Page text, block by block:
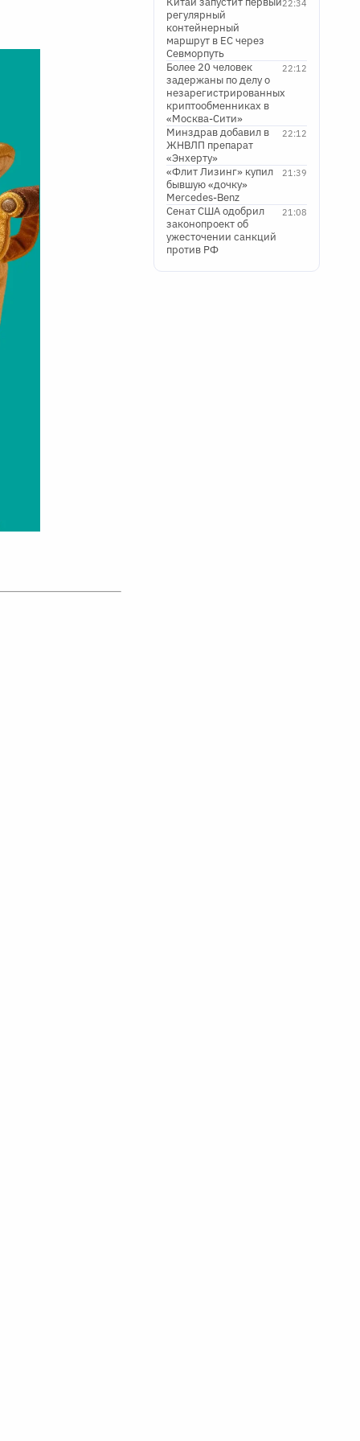
22:34
регулярный
контейнерный
маршрут в ЕС через
Севморпуть
22:12
Более 20 человек
задержаны по делу о
незарегистрированных
криптообменниках в
«Москва-Сити»
22:12
Минздрав добавил в
ЖНВЛП препарат
«Энхерту»
21:39
«Флит Лизинг» купил
бывшую «дочку»
Mercedes-Benz
21:08
Сенат США одобрил
законопроект об
ужесточении санкций
против РФ